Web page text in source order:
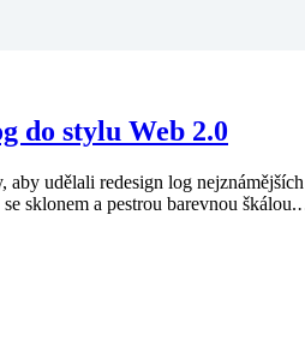
do stylu Web 2.0
udělali redesign log
se sklonem a pestrou barevnou